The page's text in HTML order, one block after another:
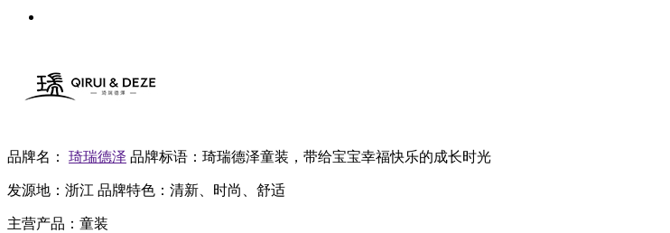
品牌名： 琦瑞德泽 品牌标语： 琦瑞德泽童装，带给宝宝幸福快乐的成长时光
发源地： 浙江 品牌特色： 清新、时尚、舒适
主营产品： 童装